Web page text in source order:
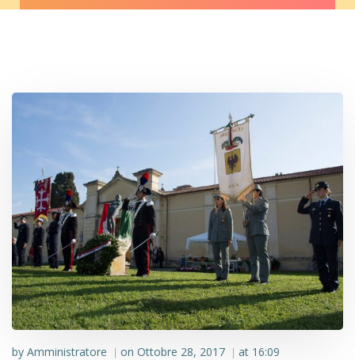
by Amministratore | on Ottobre 28, 2017 | at 16:09